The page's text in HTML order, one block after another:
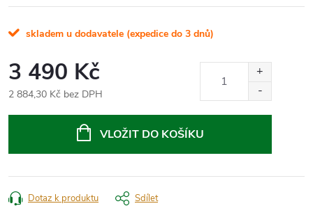
skladem u dodavatele (expedice do 3 dnů)
3 490 Kč
2 884,30 Kč bez DPH
VLOŽIT DO KOŠÍKU
Dotaz k produktu Sdílet